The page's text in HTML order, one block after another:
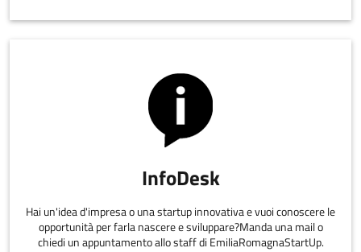
InfoDesk
Hai un'idea d'impresa o una startup innovativa e vuoi conoscere le
opportunità per farla nascere e sviluppare?Manda una mail o
chiedi un appuntamento allo staff di EmiliaRomagnaStartUp.